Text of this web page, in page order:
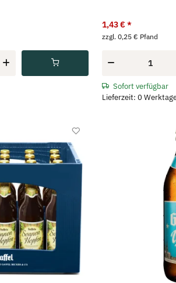
1,43 € *
zzgl. 0,25 € Pfand
Sofort verfügbar
Lieferzeit: 0